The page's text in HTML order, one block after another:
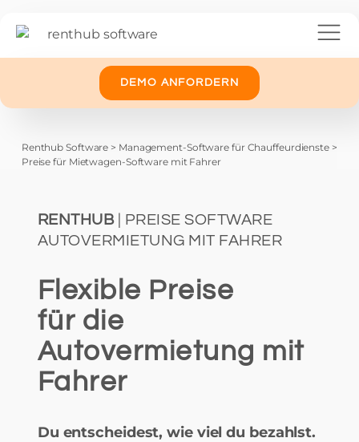
DEMO ANFORDERN
Renthub Software > Management-Software für Chauffeurdienste>
Preise für Mietwagen-Software mit Fahrer
RENTHUB| PREISE SOFTWARE
AUTOVERMIETUNG MIT FAHRER
Flexible Preise
für die
Autovermietung mit
Fahrer
Du entscheidest, wie viel du bezahlst.